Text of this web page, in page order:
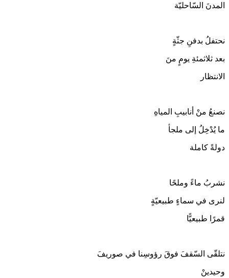
المدنَ السّاحليّة
نحتفلُ بدفنِ جثّةٍ
بعد ثلاثمئةِ يومٍ منَ
الانتظار
نصنعُ منْ أنابيبِ المياهِ
ما يُدْخِلُ إلى ملجأ
دولةً كاملة
نشربُ ماءً وملحًا
لنرى في سماءٍ طبيعيّةٍ
قمرًا طبيعيًّا
نتلقّى السّقفَ فوقَ رؤوسِنا في صوريفَ
وحيدينْ